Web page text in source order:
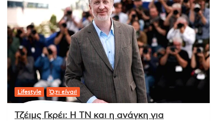
Lifestyle Ό,τι είναι!
Τζέιμς Γκρέι: Η ΤΝ και η ανάγκη για